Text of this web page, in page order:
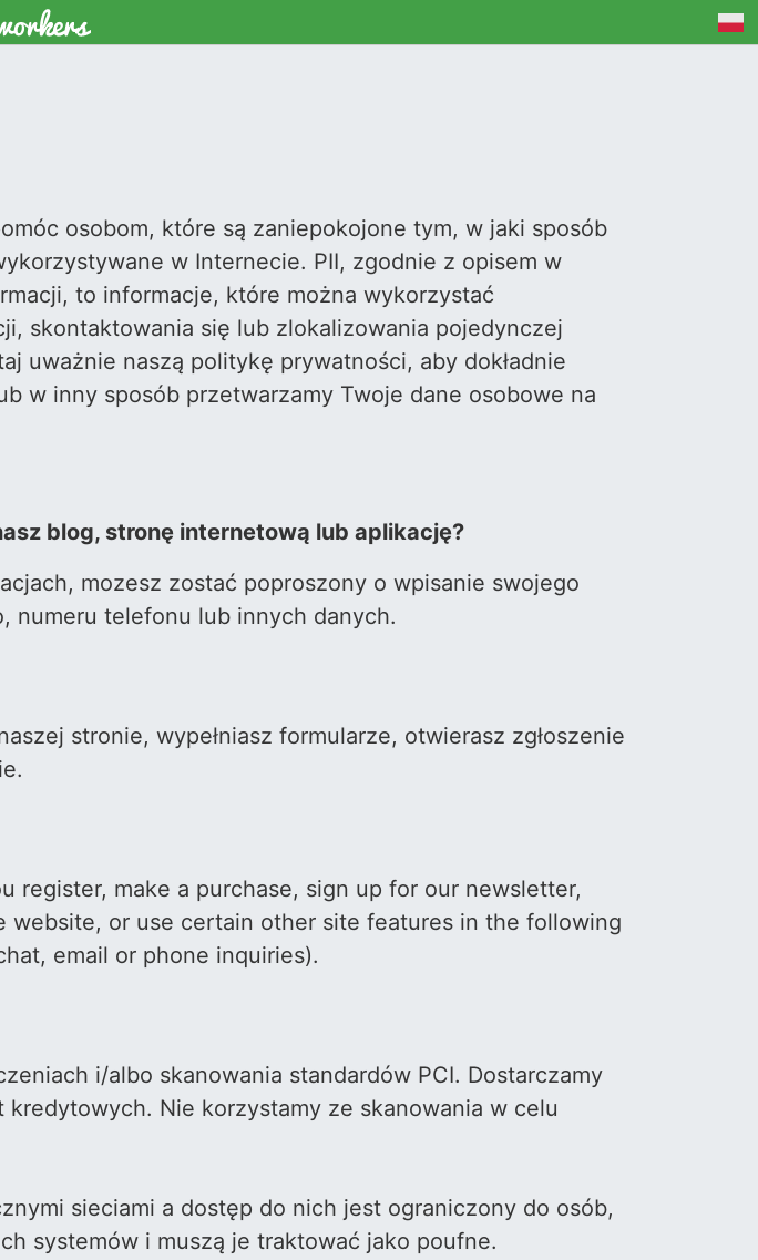
osobom, które są zaniepokojone tym, w jaki sposób
w Internecie. PII, zgodnie z opisem w
to informacje, które można wykorzystać
skontaktowania się lub zlokalizowania pojedynczej
uważnie naszą politykę prywatności, aby dokładnie
w inny sposób przetwarzamy Twoje dane osobowe na
blog, stronę internetową lub aplikację?
mozesz zostać poproszony o wpisanie swojego
numeru telefonu lub innych danych.
stronie, wypełniasz formularze, otwierasz zgłoszenie
register, make a purchase, sign up for our newsletter,
or use certain other site features in the following
email or phone inquiries).
i/albo skanowania standardów PCI. Dostarczamy
Nie korzystamy ze skanowania w celu
sieciami a dostęp do nich jest ograniczony do osób,
systemów i muszą je traktować jako poufne.